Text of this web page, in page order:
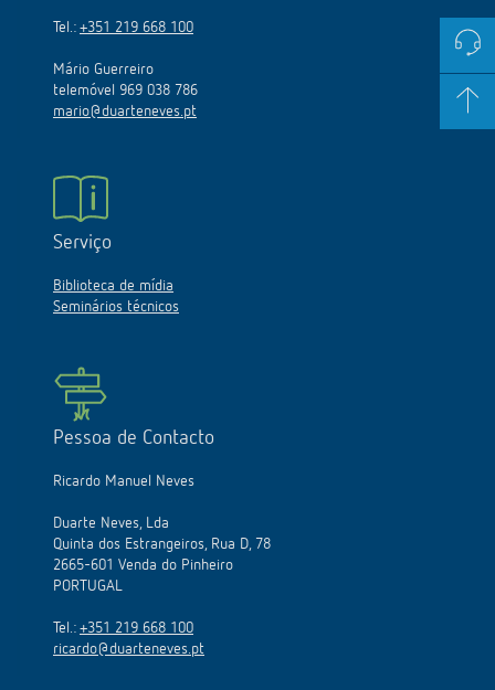
Tel.: +351 219 668 100
Mário Guerreiro
telemóvel 969 038 786
mario@duarteneves.pt
Serviço
Biblioteca de mídia
Seminários técnicos
Pessoa de Contacto
Ricardo Manuel Neves
Duarte Neves, Lda
Quinta dos Estrangeiros, Rua D, 78
2665-601 Venda do Pinheiro
PORTUGAL
Tel.: +351 219 668 100
ricardo@duarteneves.pt